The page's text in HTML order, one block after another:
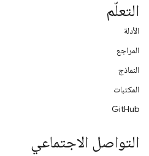
التعلّم
الأدلة
المراجع
النماذج
المكتبات
GitHub
التواصل الاجتماعي